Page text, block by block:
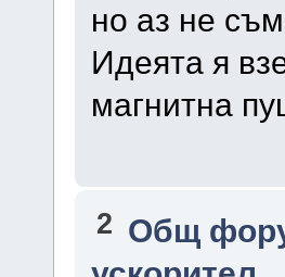
но аз не
Идеята я
магнитна
2 Общ